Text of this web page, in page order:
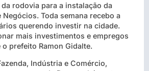
rodovia para a instalação da
Negócios. Toda semana recebo a
querendo investir na cidade.
mais investimentos e empregos
o prefeito Ramon Gidalte.
Indústria e Comércio,